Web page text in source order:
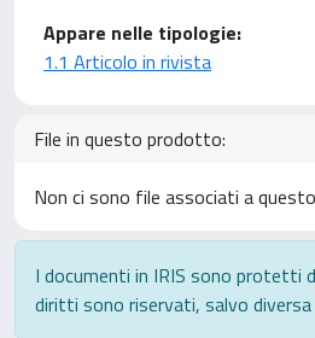
Appare nelle tipologie:
1.1 Articolo in rivista
File in questo prodotto:
Non ci sono file associati a
I documenti in IRIS sono protetti
diritti sono riservati, salvo diversa